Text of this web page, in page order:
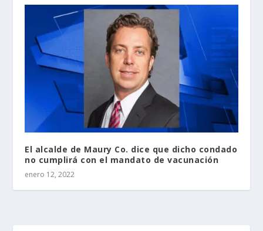
El alcalde de Maury Co. dice que dicho condado
no cumplirá con el mandato de vacunación
enero 12, 2022